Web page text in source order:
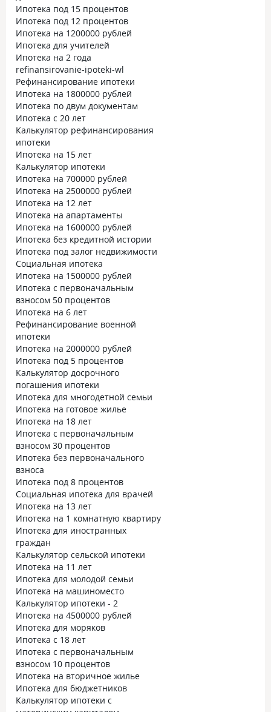
Ипотека под 15 процентов
Ипотека под 12 процентов
Ипотека на 1200000 рублей
Ипотека для учителей
Ипотека на 2 года
refinansirovanie-ipoteki-wl
Рефинансирование ипотеки
Ипотека на 1800000 рублей
Ипотека по двум документам
Ипотека с 20 лет
Калькулятор рефинансирования
ипотеки
Ипотека на 15 лет
Калькулятор ипотеки
Ипотека на 700000 рублей
Ипотека на 2500000 рублей
Ипотека на 12 лет
Ипотека на апартаменты
Ипотека на 1600000 рублей
Ипотека без кредитной истории
Ипотека под залог недвижимости
Социальная ипотека
Ипотека на 1500000 рублей
Ипотека с первоначальным
взносом 50 процентов
Ипотека на 6 лет
Рефинансирование военной
ипотеки
Ипотека на 2000000 рублей
Ипотека под 5 процентов
Калькулятор досрочного
погашения ипотеки
Ипотека для многодетной семьи
Ипотека на готовое жилье
Ипотека на 18 лет
Ипотека с первоначальным
взносом 30 процентов
Ипотека без первоначального
взноса
Ипотека под 8 процентов
Социальная ипотека для врачей
Ипотека на 13 лет
Ипотека на 1 комнатную квартиру
Ипотека для иностранных
граждан
Калькулятор сельской ипотеки
Ипотека на 11 лет
Ипотека для молодой семьи
Ипотека на машиноместо
Калькулятор ипотеки - 2
Ипотека на 4500000 рублей
Ипотека для моряков
Ипотека с 18 лет
Ипотека с первоначальным
взносом 10 процентов
Ипотека на вторичное жилье
Ипотека для бюджетников
Калькулятор ипотеки с